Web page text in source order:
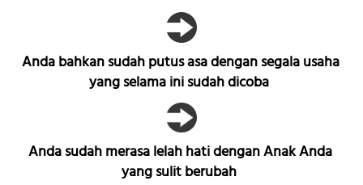
Anda bahkan sudah putus asa dengan segala usaha
yang selama ini sudah dicoba
Anda sudah merasa lelah hati dengan Anak Anda
yang sulit berubah